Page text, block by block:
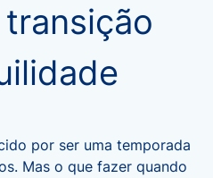
por ser uma temporada
Mas o que fazer quando